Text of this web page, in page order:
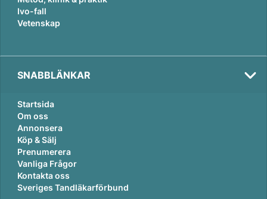
Ivo-fall
Vetenskap
SNABBLÄNKAR
Startsida
Om oss
Annonsera
Köp & Sälj
Prenumerera
Vanliga Frågor
Kontakta oss
Sveriges Tandläkarförbund